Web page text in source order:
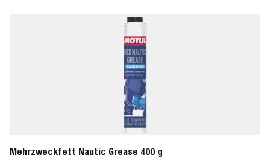
Mehrzweckfett Nautic Grease 400 g